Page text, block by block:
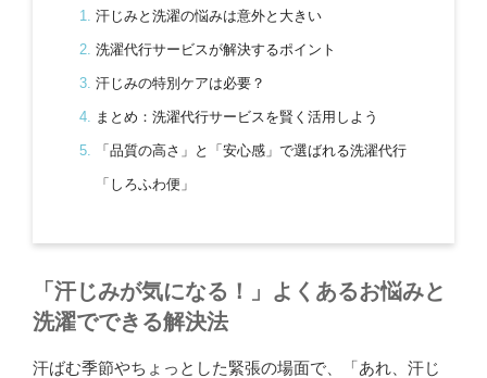
汗じみと洗濯の悩みは意外と大きい
洗濯代行サービスが解決するポイント
汗じみの特別ケアは必要？
まとめ：洗濯代行サービスを賢く活用しよう
「品質の高さ」と「安心感」で選ばれる洗濯代行
「しろふわ便」
「汗じみが気になる！」よくあるお悩みと
洗濯でできる解決法
汗ばむ季節やちょっとした緊張の場面で、「あれ、汗じ